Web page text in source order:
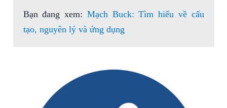
Bạn đang xem: Mạch Buck: Tìm hiểu về cấu
tạo, nguyên lý và ứng dụng